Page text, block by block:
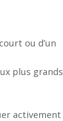
ou d’un
plus grands
activement